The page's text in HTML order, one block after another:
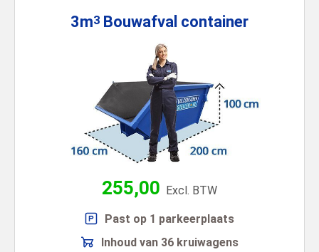
3m3 Bouwafval container
255,00 Excl. BTW
Past op 1 parkeerplaats
Inhoud van 36 kruiwagens